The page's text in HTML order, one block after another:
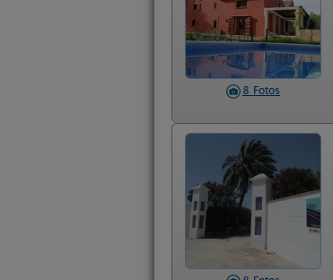
8 Fotos